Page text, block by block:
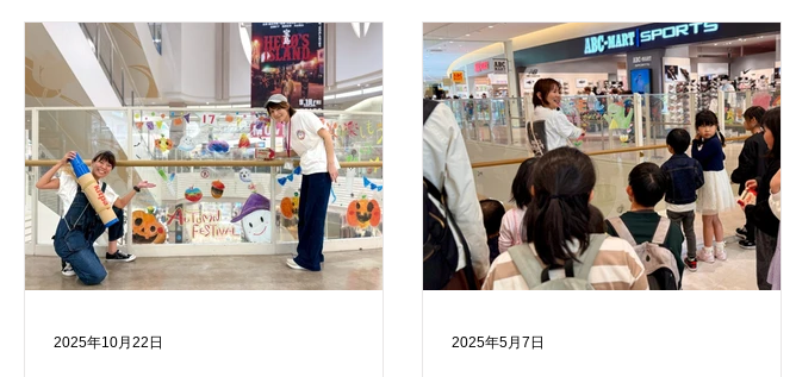
体験の前には、アーティストによる描き
方レクチャーを実施。初めてチョークに
触れるお子さまや、小さなお子さまにも
安心してご参加いただけるようサポート
を行い、「ガラスにお絵描きできる特別
感」そのものを楽しんでいただける時間
となりました。制作中は「どんな絵を描
こうかな」「ここに雪を足したい」とい
った会話が自然と生まれ、ご家族やご友
人同士で作品を見せ合いながら進む、あ
完成した作品は12月25日まで展示され、
る作品が完成しました。 また、3〜4階の
窓ガラスでは、アーティストチームのサ
ポートのもと、子どもたちがカラフルな
アート文字やハロウィンをイメージした
キャラクターを描き進め、皆さまでひと
つの大きな作品をつくり上げていきまし
た。 一人ひとりの絵が重なり合い、まる
でモザイクアートのように、ガラスいっ
ぱいに広がるハロウィンの世界が完成し
ました。完成した作品は館外からもはっ
も足を止めてご覧になる方が多く、多く
2025年10月22日 2025年5月7日